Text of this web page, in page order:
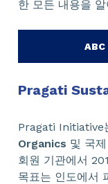
한 모든 내용을
ABC
Pragati
Pragati Initiative
Organics 및 국
회원 기관에서
목표는 인도에서